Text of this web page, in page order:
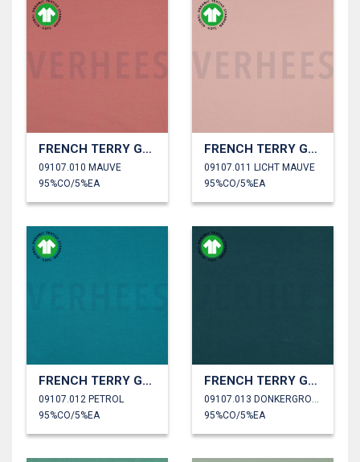
FRENCH TERRY GOTS
09107.010 MAUVE
95%CO/5%EA
FRENCH TERRY GOTS
09107.011 LICHT MAUVE
95%CO/5%EA
FRENCH TERRY GOTS
09107.012 PETROL
95%CO/5%EA
FRENCH TERRY GOTS
09107.013 DONKERGROEN
95%CO/5%EA